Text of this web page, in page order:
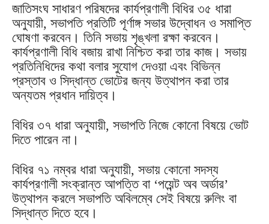
জাতিসংঘ সাধারণ পরিষদের কার্যপ্রণালী বিধির ৩৫ ধারা
অনুযায়ী, সভাপতি প্রতিটি পূর্ণাঙ্গ সভার উদ্বোধন ও সমাপ্তি
ঘোষণা করবেন। তিনি সভায় শৃঙ্খলা রক্ষা করবেন।
কার্যপ্রণালী বিধি বজায় রাখা নিশ্চিত করা তার কাজ। সভায়
প্রতিনিধিদের কথা বলার সুযোগ দেওয়া এবং বিভিন্ন
প্রস্তাব ও সিদ্ধান্ত ভোটের জন্য উত্থাপন করা তার
অন্যতম প্রধান দায়িত্ব।
বিধির ৩৭ ধারা অনুযায়ী, সভাপতি নিজে কোনো বিষয়ে ভোট
দিতে পারেন না।
বিধির ৭১ নম্বর ধারা অনুযায়ী, সভায় কোনো সদস্য
কার্যপ্রণালী সংক্রান্ত আপত্তি বা ‘পয়েন্ট অব অর্ডার’
উত্থাপন করলে সভাপতি অবিলম্বে সেই বিষয়ে রুলিং বা
সিদ্ধান্ত দিতে হবে।